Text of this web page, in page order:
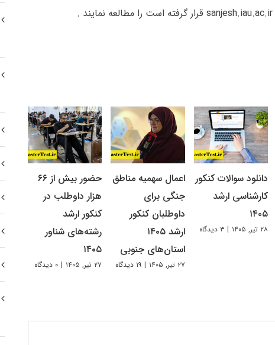
دانلود سوالات کنکور
کارشناسی ارشد
۱۴۰۵
۲۸ تیر, ۱۴۰۵ | ۳ دیدگاه
اعمال سهمیه مناطق
جنگی برای
داوطلبان کنکور
ارشد ۱۴۰۵
استان‌های جنوبی
۲۷ تیر, ۱۴۰۵ | ۱۹ دیدگاه
حضور بیش از ۶۶
هزار داوطلب در
کنکور ارشد
رشته‌های شناور
۱۴۰۵
۲۷ تیر, ۱۴۰۵ | ۰ دیدگاه